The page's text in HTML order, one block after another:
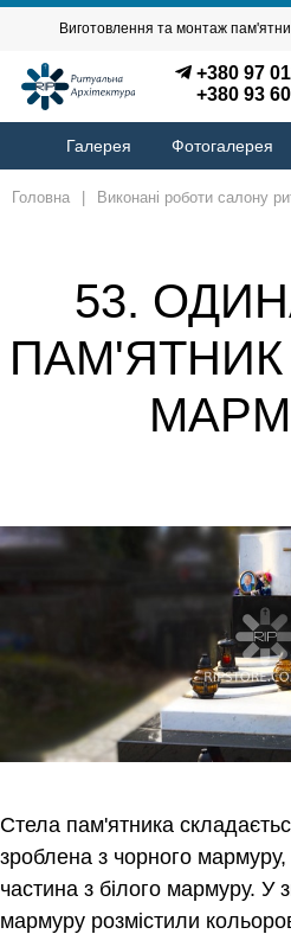
Виготовлення та монтаж
+380 97
+380 93
Галерея Фотогалерея
Головна Виконані роботи салону
53.
ПАМ'ЯТНИК
Стела пам'ятника
зроблена з чорного
частина з білого мармуру. У
мармуру розмістили